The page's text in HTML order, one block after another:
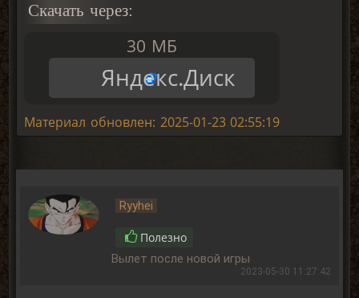
Скачать через:
30 МБ
Яндекс.Диск
Материал обновлен: 2025-01-23 02:55:19
Ryyhei
Полезно
Вылет после новой игры
2023-05-30 11:27:42